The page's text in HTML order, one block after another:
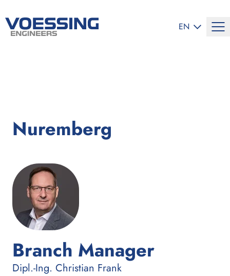
EN
Nuremberg
Branch Manager:
Dipl.-Ing. Christian Frank